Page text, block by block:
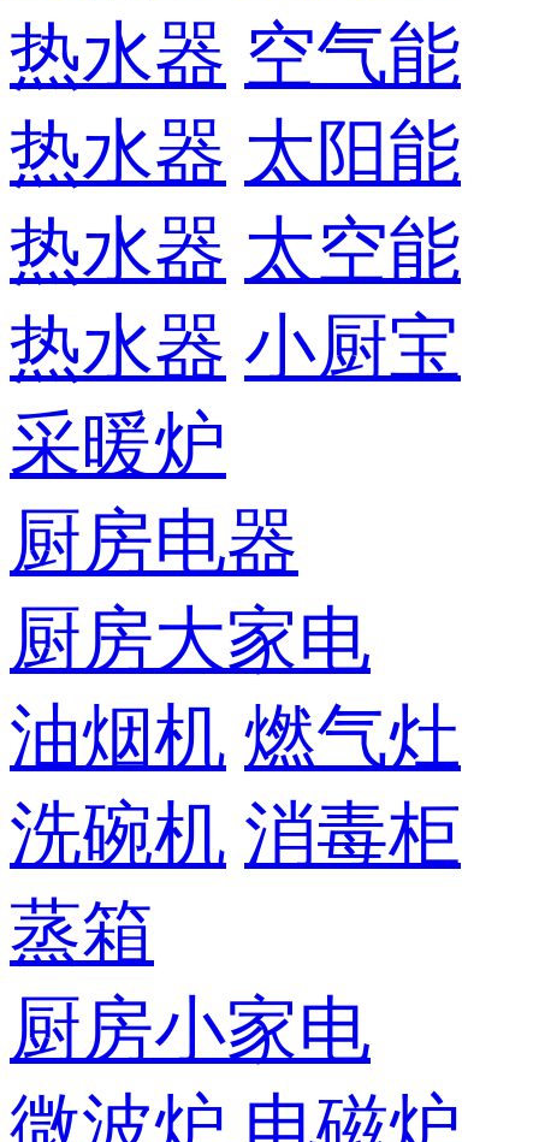
热水器 空气能
热水器 太阳能
热水器 太空能
热水器 小厨宝
采暖炉
厨房电器
厨房大家电
油烟机 燃气灶
洗碗机 消毒柜
蒸箱
厨房小家电